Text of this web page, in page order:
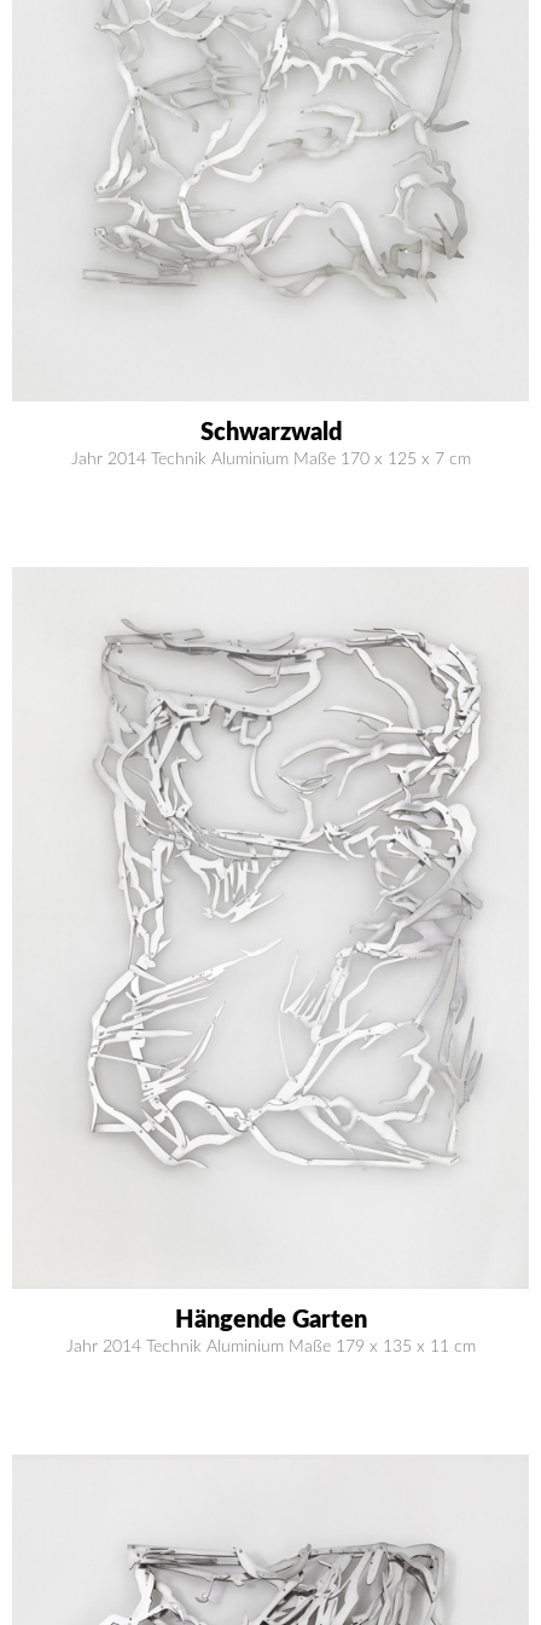
Schwarzwald
Jahr 2014 Technik Aluminium Maße 170 x 125 x 7 cm
Hängende Garten
Jahr 2014 Technik Aluminium Maße 179 x 135 x 11 cm